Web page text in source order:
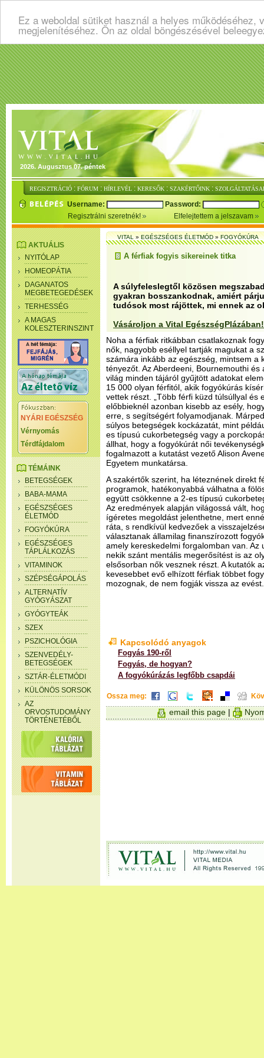
Ez a weboldal sütiket használ a helyes
megjelenítéséhez. Ön az oldal böngészésével
2026. Augusztus 07. péntek
REGISZTRÁCIÓ : FÓRUM : HÍRLEVÉL : KERESŐK : SZAKÉRTŐINK :
Username:
Password:
Regisztrálni szeretnék!
Elfelejtettem a jelszavam
AKTUÁLIS
NYITÓLAP
HOMEOPÁTIA
DAGANATOS
MEGBETEGEDÉSEK
TERHESSÉG
A MAGAS
KOLESZTERINSZINT
NYÁRI EGÉSZSÉG
Vérnyomás
Térdfájdalom
TÉMÁINK
BETEGSÉGEK
BABA-MAMA
EGÉSZSÉGES
ÉLETMÓD
FOGYÓKÚRA
EGÉSZSÉGES
TÁPLÁLKOZÁS
VITAMINOK
SZÉPSÉGÁPOLÁS
ALTERNATÍV
GYÓGYÁSZAT
GYÓGYTEÁK
SZEX
PSZICHOLÓGIA
SZENVEDÉLY-
BETEGSÉGEK
SZTÁR-ÉLETMÓDI
KÜLÖNÖS SORSOK
AZ
ORVOSTUDOMÁNY
TÖRTÉNETÉBŐL
VITAL»EGÉSZSÉGES ÉLETMÓD»FOGYÓKÚRA
A férfiak fogyis sikereinek titka
A súlyfeleslegtől közösen
gyakran bosszankodnak, amiért
tudósok most rájöttek, mi ennek az
Vásároljon a Vital EgészségPlázában!
Noha a férfiak ritkábban csatlakoznak
nők, nagyobb eséllyel tartják magukat a
számára inkább az egészség, mintsem a
tényezőt. Az Aberdeeni, Bournemouthi
világ minden tájáról gyűjtött adatokat
15 000 olyan férfitól, akik fogyókúrás
vettek részt. „Több férfi küzd túlsúllyal és
előbbieknél azonban kisebb az esély,
erre, s segítségért folyamodjanak.
súlyos betegségek kockázatát, mint
es típusú cukorbetegség vagy a
állhat, hogy a fogyókúrát női
fogalmazott a kutatást vezető Alison
Egyetem munkatársa.
A szakértők szerint, ha léteznének direkt
programok, hatékonyabbá válhatna a
együtt csökkenne a 2-es típusú
Az eredmények alapján világossá vált,
ígéretes megoldást jelenthetne, mert
ráta, s rendkívül kedvezőek a
választanak államilag finanszírozott
amely kereskedelmi forgalomban van. Az
nekik szánt mentális megerősítést is az
elsősorban nők vesznek részt. A kutatók
kevesebbet evő elhízott férfiak többet
mozognak, de nem fogják vissza az evést.
Kapcsolódó anyagok
Fogyás 190-ről
Fogyás, de hogyan?
A fogyókúrázás legfőbb csapdái
Ossza meg:
email this page |